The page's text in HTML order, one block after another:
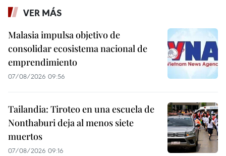
VER MÁS
Malasia impulsa objetivo de
consolidar ecosistema nacional de
emprendimiento
07/08/2026 09:56
Tailandia: Tiroteo en una escuela de
Nonthaburi deja al menos siete
muertos
07/08/2026 09:16